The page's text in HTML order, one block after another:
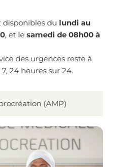
disponibles du lundi au
, et le samedi de 08h00 à
des urgences reste à
24 heures sur 24.
(AMP)